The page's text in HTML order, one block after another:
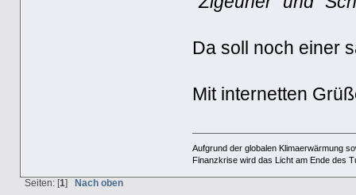
Da soll noch einer
Mit internetten
Aufgrund der globalen Klimaerwärmung
Finanzkrise wird das Licht am Ende des
Seiten: [1] Nach oben